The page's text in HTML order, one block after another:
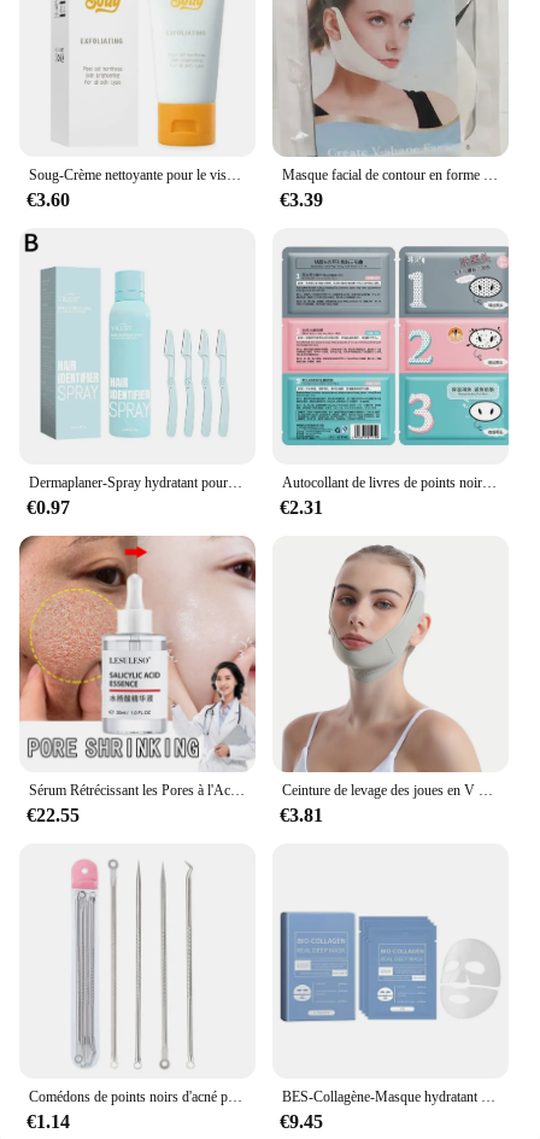
€3.60 €3.39
€0.97
Autocollant de livres de points noirs doux pour éliminer les points noirs, autocollant antarctique, masque antarctique pour rétrécir les pores, soins de la zone T, soins de la peau
€2.31
€22.55 €3.81
Comédons de points noirs d'acné pour femmes, dissolvant de boutons et d'imperfections, soin de la peau, traitement de l'acné, nettoyant pour les pores, crochet, beauté, 4 pièces
€1.14
BES-Collagène-Masque hydratant en profondeur véritable, 4 pièces/boîte, 3/nuit, raffermissant, nourrissant, éclaircissant, soins pour la peau
€9.45